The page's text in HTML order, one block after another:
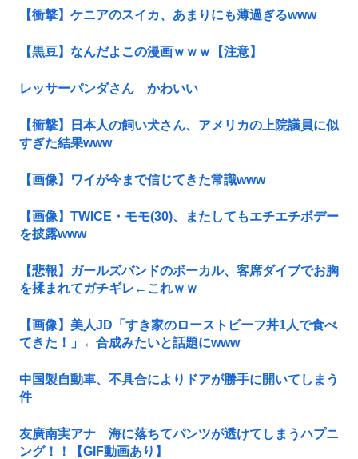
【衝撃】ケニアのスイカ、あまりにも薄過ぎるwww
【黒豆】なんだよこの漫画ｗｗｗ【注意】
レッサーパンダさん かわいい
【衝撃】日本人の飼い犬さん、アメリカの上院議員に似
すぎた結果www
【画像】ワイが今まで信じてきた常識www
【画像】TWICE・モモ(30)、またしてもエチエチボデー
を披露www
【悲報】ガールズバンドのボーカル、客席ダイブでお胸
を揉まれてガチギレ←これｗｗ
【画像】美人JD「すき家のローストビーフ丼1人で食べ
てきた！」←合成みたいと話題にwww
中国製自動車、不具合によりドアが勝手に開いてしまう
件
友廣南実アナ 海に落ちてパンツが透けてしまうハプニ
ング！！【GIF動画あり】